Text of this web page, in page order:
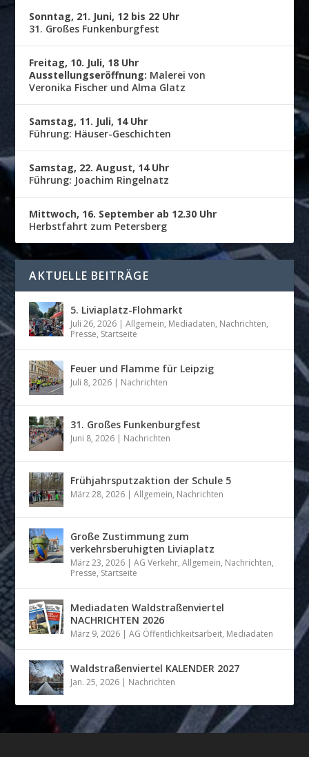
Sonntag, 21. Juni, 12 bis 22 Uhr
31. Großes Funkenburgfest
Freitag, 10. Juli, 18 Uhr
Ausstellungseröffnung: Malerei von
Veronika Fischer und Alma Glatz
Samstag, 11. Juli, 14 Uhr
Führung: Häuser-Geschichten
Samstag, 22. August, 14 Uhr
Führung: Joachim Ringelnatz
Mittwoch, 16. September ab 12.30 Uhr
Herbstfahrt zum Petersberg
AKTUELLE BEITRÄGE
5. Liviaplatz-Flohmarkt
Juli 26, 2026 |Allgemein, Mediadaten, Nachrichten,
Presse, Startseite
Feuer und Flamme für Leipzig
Juli 8, 2026 | Nachrichten
31. Großes Funkenburgfest
Juni 8, 2026 | Nachrichten
Frühjahrsputzaktion der Schule 5
März 28, 2026 |Allgemein, Nachrichten
Große Zustimmung zum
verkehrsberuhigten Liviaplatz
März 23, 2026 |AG Verkehr,Allgemein, Nachrichten,
Presse, Startseite
Mediadaten Waldstraßenviertel
NACHRICHTEN 2026
März 9, 2026 |AG Öffentlichkeitsarbeit, Mediadaten
Waldstraßenviertel KALENDER 2027
Jan. 25, 2026 | Nachrichten